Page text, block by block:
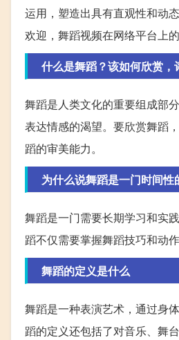
运用，塑造出具有直观性和动
欢迎，舞蹈视频在网络平台上
什么是舞蹈？该如何欣赏，
舞蹈是人类文化的重要组成部
表达情感的渴望。要欣赏舞蹈
蹈的审美能力。
为什么说舞蹈是一门时间性
舞蹈是一门需要长期学习和实
蹈不仅需要掌握舞蹈技巧和动
舞蹈的定义是什么
舞蹈是一种表演艺术，通过身
蹈的定义还包括了对音乐、舞